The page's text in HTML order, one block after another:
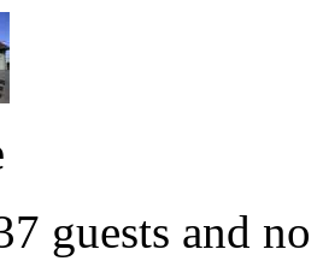
guests and